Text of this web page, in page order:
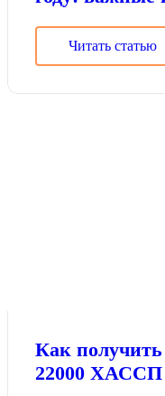
Читать статью
Как
22000 ХАССП